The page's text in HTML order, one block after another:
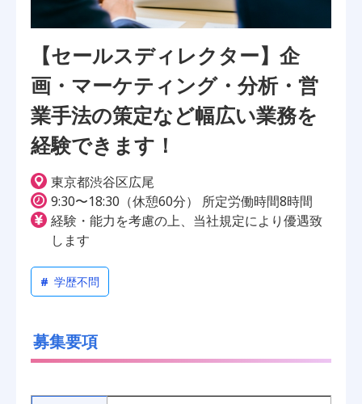
【セールスディレクター】企
画・マーケティング・分析・営
業手法の策定など幅広い業務を
経験できます！
東京都渋谷区広尾
9:30〜18:30（休憩60分） 所定労働時間8時間
経験・能力を考慮の上、当社規定により優遇致
します
# 学歴不問
募集要項